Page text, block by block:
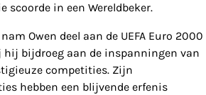
scoorde in een Wereldbeker.
Owen deel aan de UEFA Euro 2000
hij bijdroeg aan de inspanningen van
competities. Zijn
hebben een blijvende erfenis